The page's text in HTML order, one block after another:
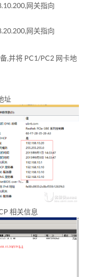
网关指向
网关指向
,并将 PC1/PC2 网卡地
址
相关信息